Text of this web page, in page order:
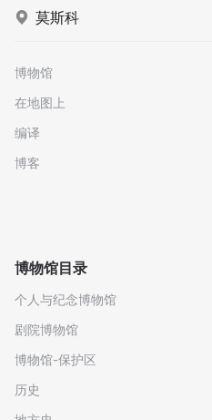
莫斯科
博物馆
在地图上
编译
博客
博物馆目录
个人与纪念博物馆
剧院博物馆
博物馆-保护区
历史